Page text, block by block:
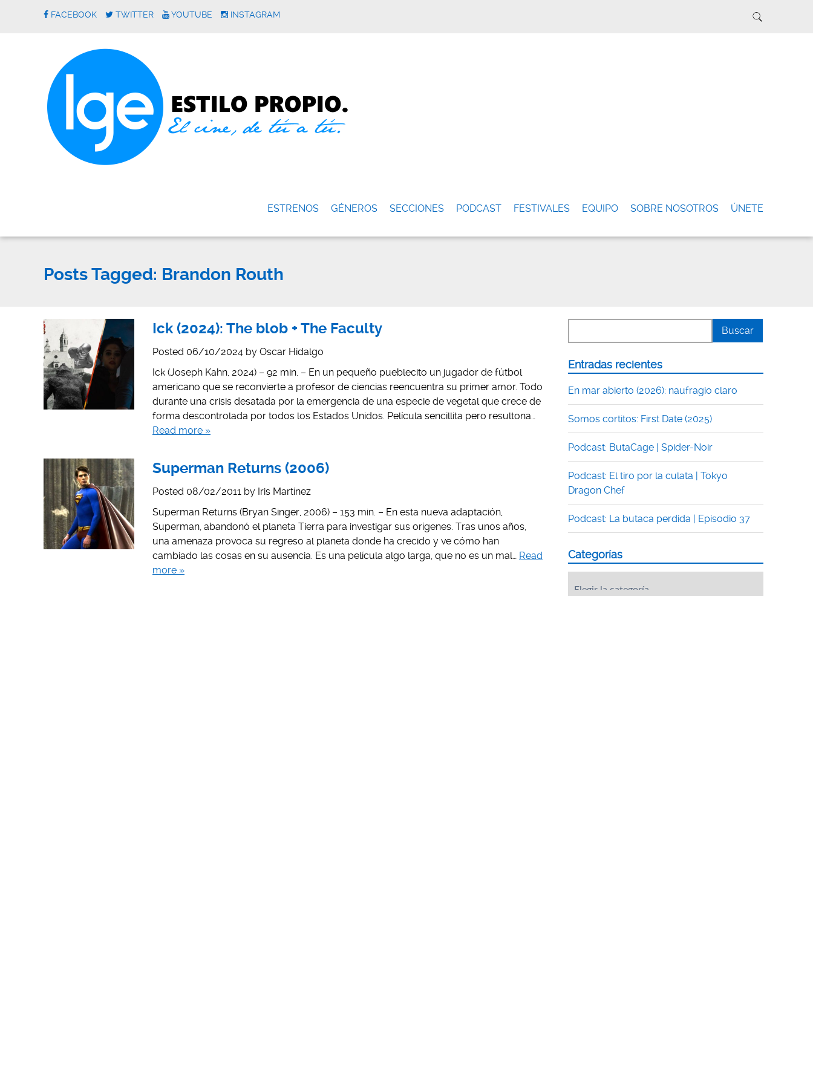
FACEBOOK TWITTER YOUTUBE INSTAGRAM
ESTRENOS GÉNEROS SECCIONES PODCAST FESTIVALES EQUIPO SOBRE NOSOTROS ÚNETE
Posts Tagged: Brandon Routh
Ick (2024): The blob + The Faculty
Posted 06/10/2024 by Oscar Hidalgo
Ick (Joseph Kahn, 2024) – 92 min. – En un pequeño pueblecito un jugador de fútbol
americano que se reconvierte a profesor de ciencias reencuentra su primer amor. Todo
durante una crisis desatada por la emergencia de una especie de vegetal que crece de
forma descontrolada por todos los Estados Unidos. Película sencillita pero resultona…
Read more »
Superman Returns (2006)
Posted 08/02/2011 by Iris Martínez
Superman Returns (Bryan Singer, 2006) – 153 min. – En esta nueva adaptación,
Superman, abandonó el planeta Tierra para investigar sus orígenes. Tras unos años,
una amenaza provoca su regreso al planeta donde ha crecido y ve cómo han
cambiado las cosas en su ausencia. Es una película algo larga, que no es un mal… Read
more »
Entradas recientes
En mar abierto (2026): naufragio claro
Somos cortitos: First Date (2025)
Podcast: ButaCage | Spider-Noir
Podcast: El tiro por la culata | Tokyo
Dragon Chef
Podcast: La butaca perdida | Episodio 37
Categorías